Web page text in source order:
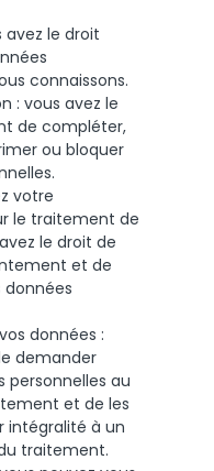
avez le droit
connaissons.
: vous avez le
de compléter,
ou bloquer
votre
le traitement de
le droit de
et de
données
données :
demander
personnelles au
et de les
intégralité à un
traitement.